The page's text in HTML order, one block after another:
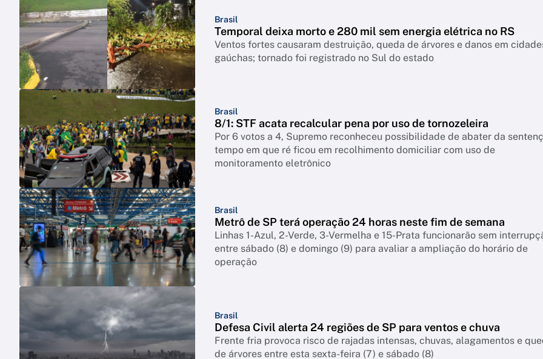
Brasil
Temporal deixa morto e 280 mil sem energia elétrica no RS
Ventos fortes causaram destruição, queda de árvores e danos em
gaúchas; tornado foi registrado no Sul do estado
Brasil
8/1: STF acata recalcular pena por uso de tornozeleira
Por 6 votos a 4, Supremo reconheceu possibilidade de abater da
tempo em que ré ficou em recolhimento domiciliar com uso de
monitoramento eletrônico
Brasil
Metrô de SP terá operação 24 horas neste fim de semana
Linhas 1-Azul, 2-Verde, 3-Vermelha e 15-Prata funcionarão sem
entre sábado (8) e domingo (9) para avaliar a ampliação do horário de
operação
Brasil
Defesa Civil alerta 24 regiões de SP para ventos e chuva
Frente fria provoca risco de rajadas intensas, chuvas, alagamentos e
de árvores entre esta sexta-feira (7) e sábado (8)